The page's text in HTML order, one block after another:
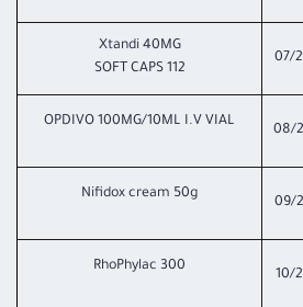
07/
Xtandi 40MG
112 SOFT CAPS
08/
OPDIVO 100MG/10ML I.V VIAL
09/
Nifidox cream 50g
10/
RhoPhylac 300